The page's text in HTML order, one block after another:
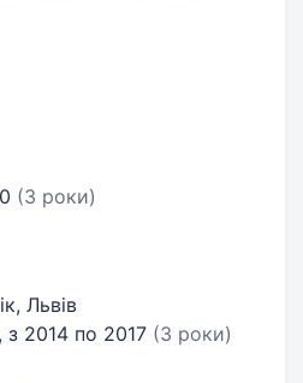
(3 роки)
Львів
з 2014 по 2017 (3 роки)